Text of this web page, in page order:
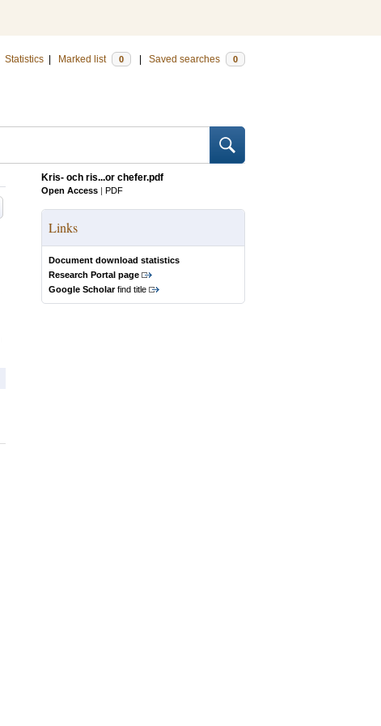
Statistics Marked list 0 Saved searches 0
Kris- och ris...or chefer.pdf
Open Access | PDF
Links
Document download statistics
Research Portal page
Google Scholarfind title